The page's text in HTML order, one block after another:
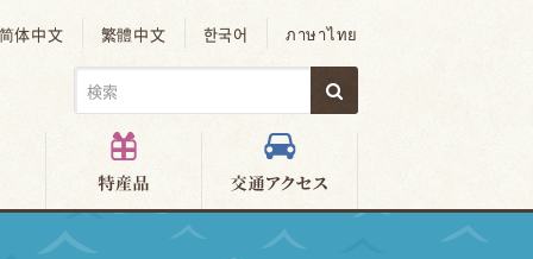
体中文 繁體中文 한국어 ภาษาไทย